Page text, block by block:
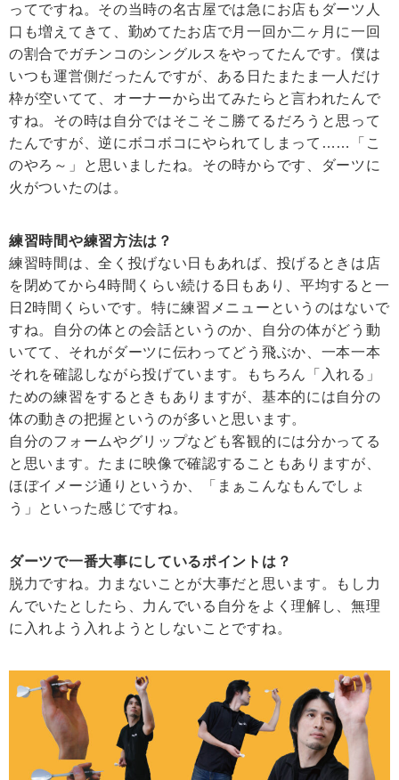
ってですね。その当時の名古屋では急にお店もダーツ人
口も増えてきて、勤めてたお店で月一回か二ヶ月に一回
の割合でガチンコのシングルスをやってたんです。僕は
いつも運営側だったんですが、ある日たまたま一人だけ
枠が空いてて、オーナーから出てみたらと言われたんで
すね。その時は自分ではそこそこ勝てるだろうと思って
たんですが、逆にボコボコにやられてしまって……「こ
のやろ～」と思いましたね。その時からです、ダーツに
火がついたのは。
練習時間や練習方法は？
練習時間は、全く投げない日もあれば、投げるときは店
を閉めてから4時間くらい続ける日もあり、平均すると一
日2時間くらいです。特に練習メニューというのはないで
すね。自分の体との会話というのか、自分の体がどう動
いてて、それがダーツに伝わってどう飛ぶか、一本一本
それを確認しながら投げています。もちろん「入れる」
ための練習をするときもありますが、基本的には自分の
体の動きの把握というのが多いと思います。
自分のフォームやグリップなども客観的には分かってる
と思います。たまに映像で確認することもありますが、
ほぼイメージ通りというか、「まぁこんなもんでしょ
う」といった感じですね。
ダーツで一番大事にしているポイントは？
脱力ですね。力まないことが大事だと思います。もし力
んでいたとしたら、力んでいる自分をよく理解し、無理
に入れよう入れようとしないことですね。